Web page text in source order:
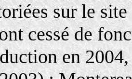
sur le
cessé de
en